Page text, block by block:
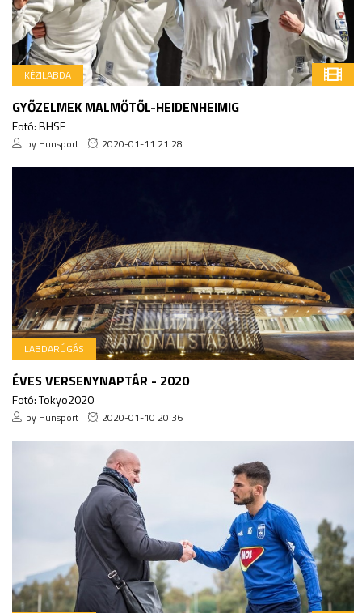
KÉZILABDA
GYŐZELMEK MALMŐTŐL-HEIDENHEIMIG
Fotó: BHSE
by Hunsport 2020-01-11 21:28
LABDARÚGÁS
ÉVES VERSENYNAPTÁR - 2020
Fotó: Tokyo2020
by Hunsport 2020-01-10 20:36